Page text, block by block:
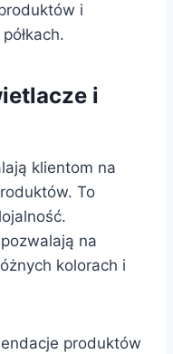
i
i
klientom na
To
na
kolorach i
produktów